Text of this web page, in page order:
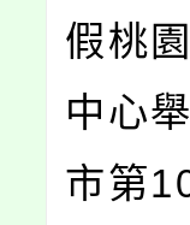
假桃
中心
市第